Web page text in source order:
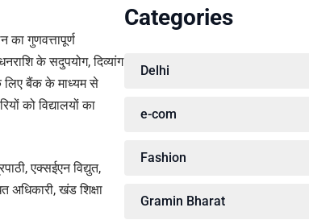
गुणवत्तापूर्ण
के सदुपयोग, दिव्यांग
लिए बैंक के माध्यम से
को विद्यालयों का
एक्सईएन विद्युत,
खंड शिक्षा
Categories
Delhi
e-com
Fashion
Gramin Bharat